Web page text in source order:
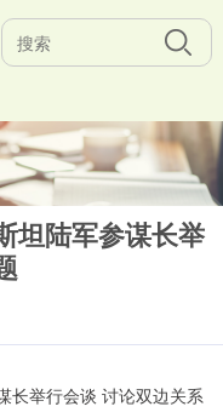
坦陆军参谋长举